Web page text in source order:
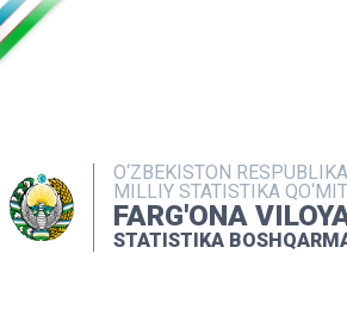
O‘ZBEKISTON
MILLIY STATISTIKA
FARG'ONA
STATISTIKA
NASHRLAR
INTERAKTIV
MATBUOT XIZMATI